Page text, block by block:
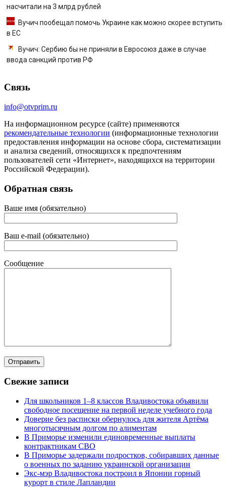
насчитали на 3 млрд рублей
Вучич пообещал помочь Украине как можно скорее вступить
в ЕС
Вучич: Сербию бы не приняли в Евросоюз даже в случае
ввода санкций против РФ
Связь
info@otvprim.ru
На информационном ресурсе (сайте) применяются
рекомендательные технологии (информационные технологии
предоставления информации на основе сбора, систематизации
и анализа сведений, относящихся к предпочтениям
пользователей сети «Интернет», находящихся на территории
Российской Федерации).
Обратная связь
Ваше имя (обязательно)
Ваш e-mail (обязательно)
Сообщение
Свежие записи
Для школьников 1–8 классов Владивостока объявили
свободное посещение на первой неделе учебного года
Доверие без расписки обернулось для жителя Артёма
многотысячным долгом по алиментам
В Приморье изменили единовременные выплаты
контрактникам СВО
В Приморье задержали подростков, собиравших данные
о военных по заданию украинской организации
Экс-мэр Владивостока построил в Японии горный
курорт в стиле Лапландии